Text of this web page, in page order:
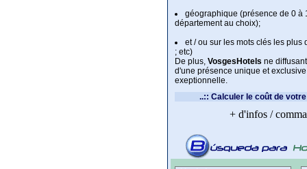
géographique (présence de 0 à
département au choix);
et / ou sur les mots clés les plus
; etc)
De plus, VosgesHotels ne
d'une présence unique et
exeptionnelle.
..:: Calculer le coût de
+ d'infos /